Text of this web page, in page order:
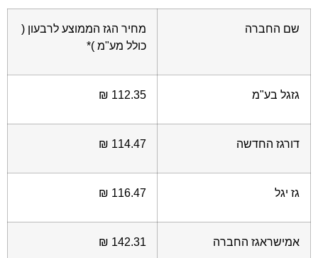
שם החברה
מחיר הגז הממוצע לרבעון (
כולל מע"מ )*
גזגל בע"מ 112.35 ₪
דורגז החדשה 114.47 ₪
גז יגל 116.47 ₪
אמישראגז החברה 142.31 ₪